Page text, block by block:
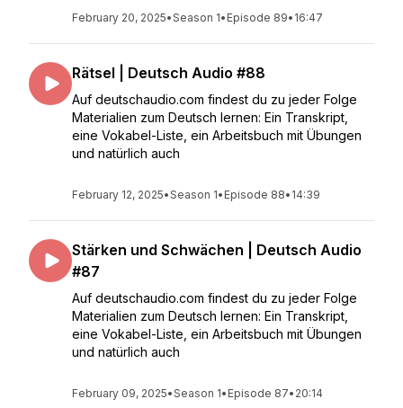
February 20, 2025•Season 1• Episode 89• 16:47
Rätsel | Deutsch Audio #88
Auf deutschaudio.com findest du zu jeder Folge
Materialien zum Deutsch lernen: Ein Transkript,
eine Vokabel-Liste, ein Arbeitsbuch mit Übungen
und natürlich auch
February 12, 2025•Season 1• Episode 88• 14:39
Stärken und Schwächen | Deutsch Audio
#87
Auf deutschaudio.com findest du zu jeder Folge
Materialien zum Deutsch lernen: Ein Transkript,
eine Vokabel-Liste, ein Arbeitsbuch mit Übungen
und natürlich auch
February 09, 2025•Season 1• Episode 87• 20:14